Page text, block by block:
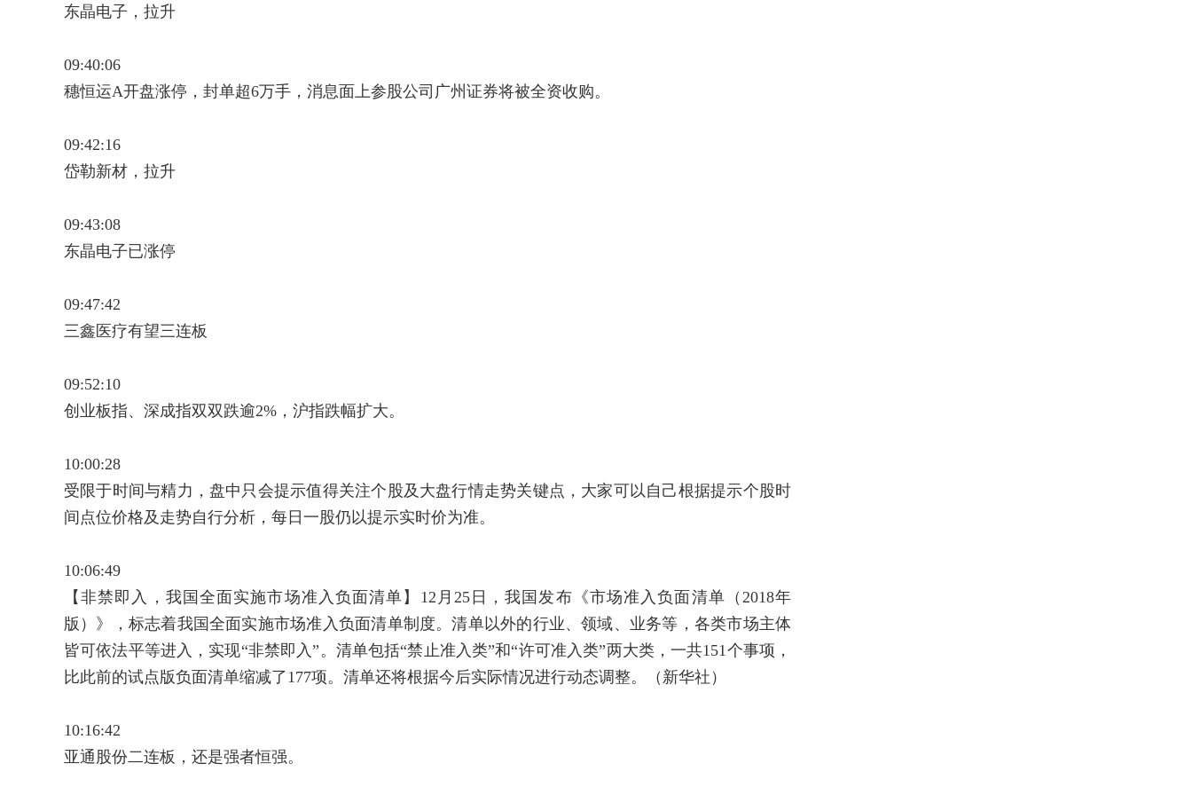
东晶电子，拉升
09:40:06
穗恒运A开盘涨停，封单超6万手，消息面上参股公司广州证券将被全资收购。
09:42:16
岱勒新材，拉升
09:43:08
东晶电子已涨停
09:47:42
三鑫医疗有望三连板
09:52:10
创业板指、深成指双双跌逾2%，沪指跌幅扩大。
10:00:28
受限于时间与精力，盘中只会提示值得关注个股及大盘行情走势关键点，大家可以自己根据提示个股时
间点位价格及走势自行分析，每日一股仍以提示实时价为准。
10:06:49
【非禁即入，我国全面实施市场准入负面清单】12月25日，我国发布《市场准入负面清单（2018年
版）》，标志着我国全面实施市场准入负面清单制度。清单以外的行业、领域、业务等，各类市场主体
皆可依法平等进入，实现“非禁即入”。清单包括“禁止准入类”和“许可准入类”两大类，一共151个事项，
比此前的试点版负面清单缩减了177项。清单还将根据今后实际情况进行动态调整。（新华社）
10:16:42
亚通股份二连板，还是强者恒强。